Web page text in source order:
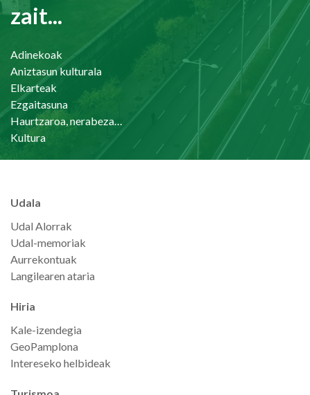
zait...
Adinekoak
Aniztasun kulturala
Elkarteak
Ezgaitasuna
Haurtzaroa, nerabezaroa eta familia
Kultura
Udala
Udal Alorrak
Udal-memoriak
Aurrekontuak
Langilearen ataria
Hiria
Kale-izendegia
GeoPamplona
Intereseko helbideak